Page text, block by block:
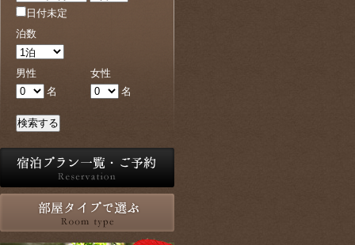
日付未定
泊数
男性
名
女性
名
検索する